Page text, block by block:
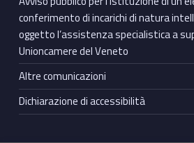
conferimento di incarichi di natura
oggetto l’assistenza specialistica a
Unioncamere del Veneto
Altre comunicazioni
Dichiarazione di accessibilità